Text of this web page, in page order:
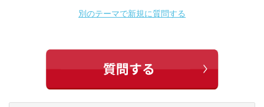
別のテーマで新規に質問する